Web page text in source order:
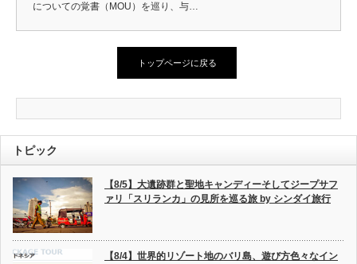
についての覚書（MOU）を巡り、与…
トップページに戻る
トピック
【8/5】大遺跡群と聖地キャンディーそしてジープサフ
ァリ「スリランカ」の見所を巡る旅 by シンダイ旅行
【8/4】世界的リゾート地のバリ島、遊び方色々なイン